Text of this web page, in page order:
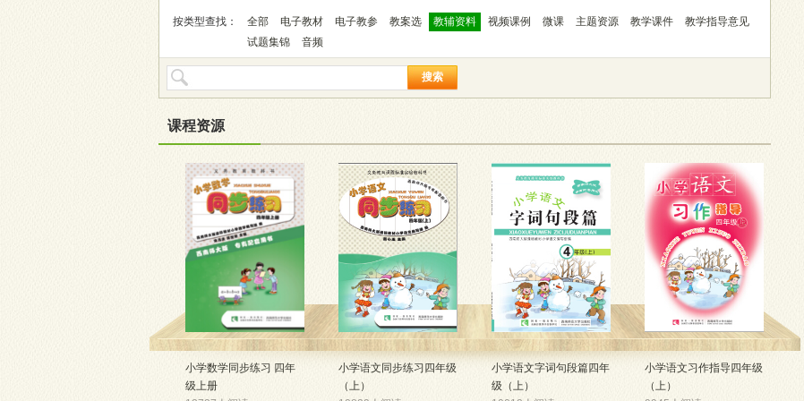
按类型查找： 全部 电子教材 电子教参 教案选 教辅资料 视频课例 微课 主题资源 教学课件
教学指导意见
试题集锦
音频
搜索
课程资源
小学数学同步练习 四年
级上册
小学语文同步练习四年级
（上）
小学语文字词句段篇四年
级（上）
小学语文习作指导四年级
（上）